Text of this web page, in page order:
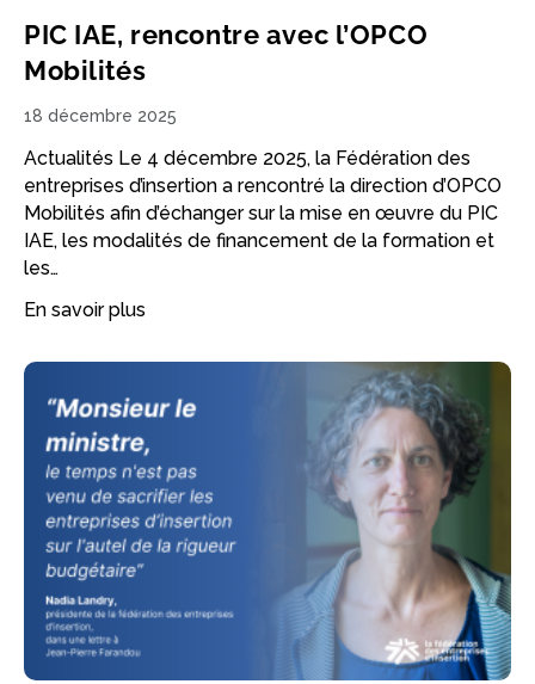
PIC IAE, rencontre avec l’OPCO
Mobilités
18 décembre 2025
Actualités Le 4 décembre 2025, la Fédération des
entreprises d’insertion a rencontré la direction d’OPCO
Mobilités afin d’échanger sur la mise en œuvre du PIC
IAE, les modalités de financement de la formation et
les…
En savoir plus